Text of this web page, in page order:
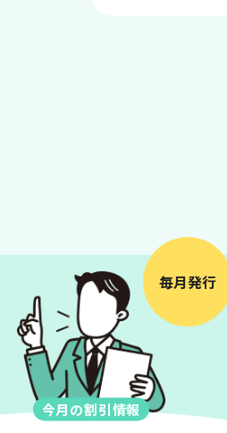
毎月発行
今月の割引情報